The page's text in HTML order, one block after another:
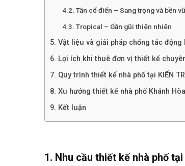
4.2. Tân cổ điển – Sang trọng và bền
4.3. Tropical – Gần gũi thiên nhiên
5. Vật liệu và giải pháp chống tác động
6. Lợi ích khi thuê đơn vị thiết kế
7. Quy trình thiết kế nhà phố tại KIẾN
8. Xu hướng thiết kế nhà phố Khánh
9. Kết luận
1. Nhu cầu thiết kế nhà phố